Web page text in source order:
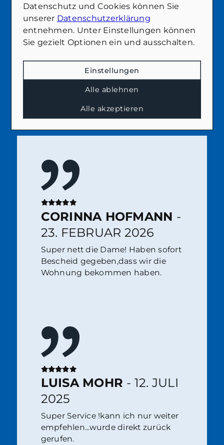
Was sagen unsere Kunden
Zufriedene Kunden sind unser größtes Lob!
Hier finden Sie Bewertungen unserer Kunden
und unsere Auszeichnungen. Lassen Sie sich
und erfahren Sie mehr über unsere
Leistungen aus erster Hand.
CORINNA HOFMANN -
23. FEBRUAR 2026
Super nett die Dame! Haben sofort
Bescheid gegeben,dass wir die
Wohnung bekommen haben.
LUISA MOHR - 12. JULI
2025
Super Service !kann ich nur weiter
empfehlen...wurde direkt zurück
gerufen.
Datenschutz und Cookies können Sie
unserer Datenschutzerklärung
entnehmen. Unter Einstellungen können
Sie gezielt Optionen ein und ausschalten.
Einstellungen
Alle ablehnen
Alle akzeptieren